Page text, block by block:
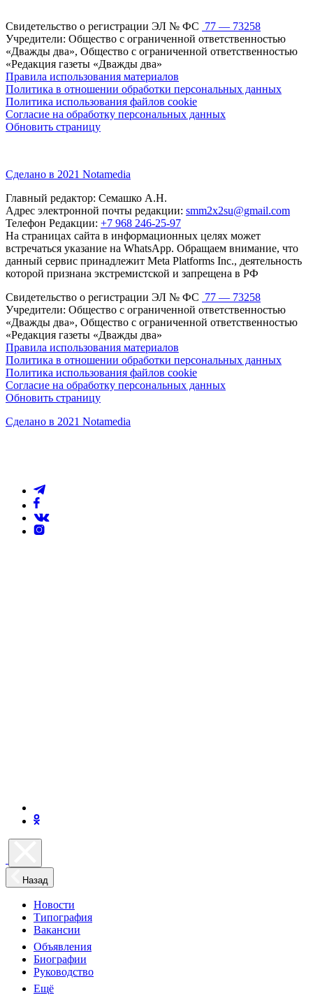
Свидетельство о регистрации ЭЛ № ФС 77 — 73258
Учредители: Общество с ограниченной ответственностью
«Дважды два», Общество с ограниченной ответственностью
«Редакция газеты «Дважды два»
Правила использования материалов
Политика в отношении обработки персональных данных
Политика использования файлов cookie
Согласие на обработку персональных данных
Обновить страницу
Сделано в 2021 Notamedia
Главный редактор: Семашко А.Н.
Адрес электронной почты редакции: smm2x2su@gmail.com
Телефон Редакции: +7 968 246-25-97
На страницах сайта в информационных целях может
встречаться указание на WhatsApp. Обращаем внимание, что
данный сервис принадлежит Meta Platforms Inc., деятельность
которой признана экстремистской и запрещена в РФ
Свидетельство о регистрации ЭЛ № ФС 77 — 73258
Учредители: Общество с ограниченной ответственностью
«Дважды два», Общество с ограниченной ответственностью
«Редакция газеты «Дважды два»
Правила использования материалов
Политика в отношении обработки персональных данных
Политика использования файлов cookie
Согласие на обработку персональных данных
Обновить страницу
Сделано в 2021 Notamedia
Назад
Новости
Типография
Вакансии
Объявления
Биографии
Руководство
Ещё